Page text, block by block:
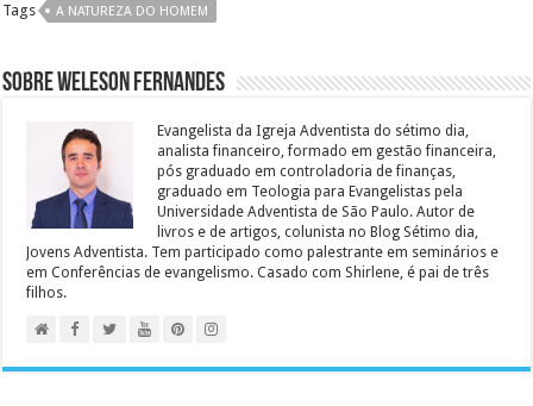
Tags A NATUREZA DO HOMEM
Sobre Weleson Fernandes
Evangelista da Igreja Adventista do sétimo dia,
analista financeiro, formado em gestão financeira,
pós graduado em controladoria de finanças,
graduado em Teologia para Evangelistas pela
Universidade Adventista de São Paulo. Autor de
livros e de artigos, colunista no Blog Sétimo dia,
Jovens Adventista. Tem participado como palestrante em seminários e
em Conferências de evangelismo. Casado com Shirlene, é pai de três
filhos.